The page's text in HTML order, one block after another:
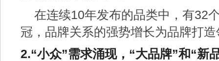
在连续10年发布的品类中，有32
冠，品牌关系的强势增长为品牌打
2.“小众”需求涌现，“大品牌”和“新